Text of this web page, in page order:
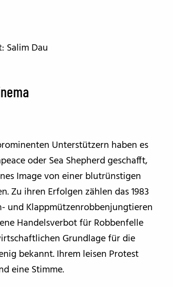
Salim Dau
Unterstützern haben es
oder Sea Shepherd geschafft,
Image von einer blutrünstigen
Zu ihren Erfolgen zählen das 1983
und Klappmützenrobbenjungtieren
Handelsverbot für Robbenfelle
Grundlage für die
bekannt. Ihrem leisen Protest
eine Stimme.